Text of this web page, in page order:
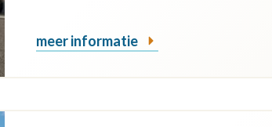
meer informatie